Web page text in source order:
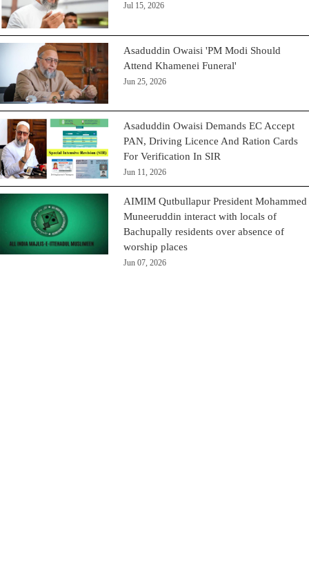
Jul 15, 2026
Asaduddin Owaisi 'PM Modi Should
Attend Khamenei Funeral'
Jun 25, 2026
Asaduddin Owaisi Demands EC Accept
PAN, Driving Licence And Ration Cards
For Verification In SIR
Jun 11, 2026
AIMIM Qutbullapur President Mohammed
Muneeruddin interact with locals of
Bachupally residents over absence of
worship places
Jun 07, 2026